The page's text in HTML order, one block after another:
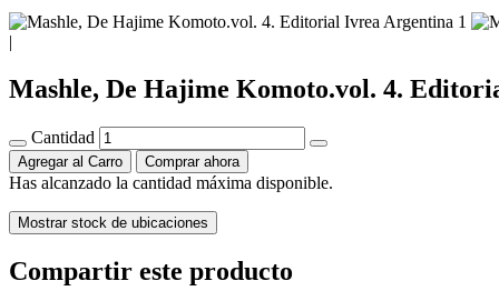
|
Mashle, De Hajime Komoto.vol. 4.
Cantidad
Agregar al Carro Comprar ahora
Has alcanzado la cantidad máxima disponible.
Mostrar stock de ubicaciones
Compartir este producto